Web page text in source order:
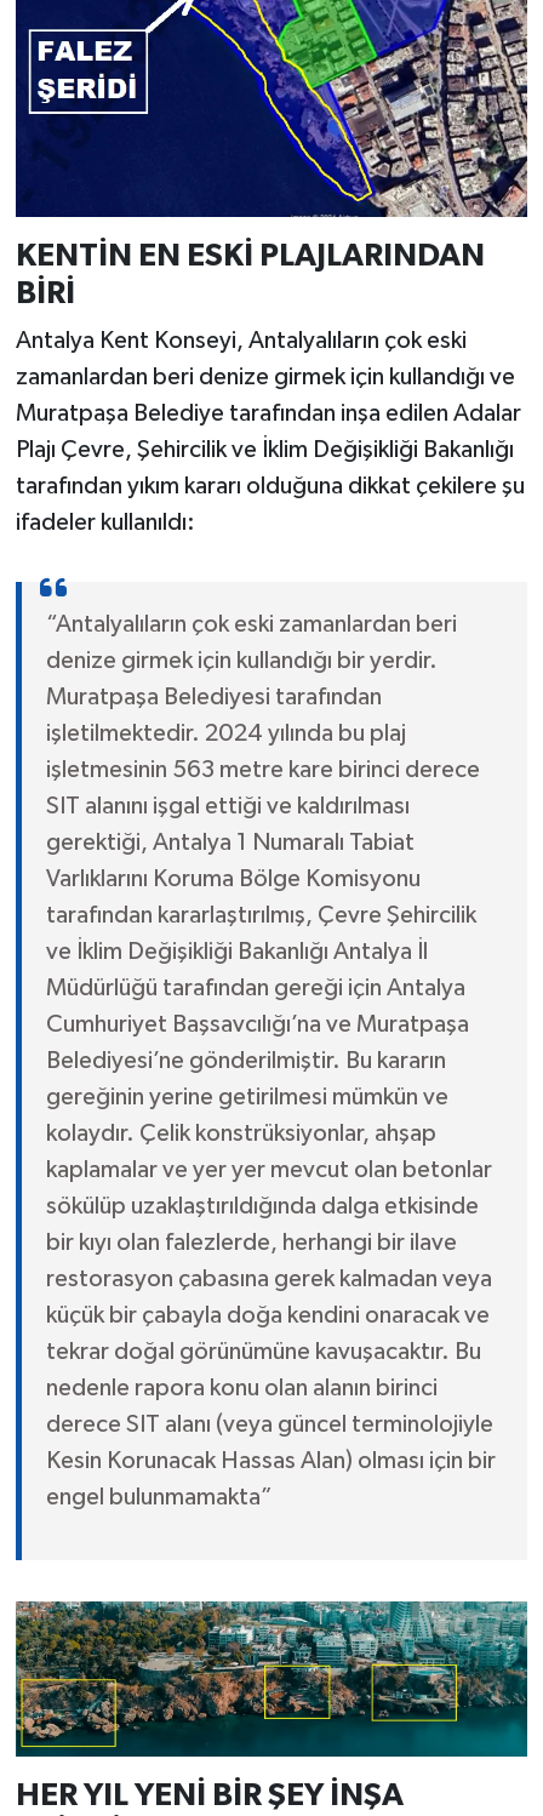
KENTİN EN ESKİ PLAJLARINDAN
BİRİ
Antalya Kent Konseyi, Antalyalıların çok eski
zamanlardan beri denize girmek için kullandığı ve
Muratpaşa Belediye tarafından inşa edilen Adalar
Plajı Çevre, Şehircilik ve İklim Değişikliği Bakanlığı
tarafından yıkım kararı olduğuna dikkat çekilere şu
ifadeler kullanıldı:
“Antalyalıların çok eski zamanlardan beri
denize girmek için kullandığı bir yerdir.
Muratpaşa Belediyesi tarafından
işletilmektedir. 2024 yılında bu plaj
işletmesinin 563 metre kare birinci derece
SIT alanını işgal ettiği ve kaldırılması
gerektiği, Antalya 1 Numaralı Tabiat
Varlıklarını Koruma Bölge Komisyonu
tarafından kararlaştırılmış, Çevre Şehircilik
ve İklim Değişikliği Bakanlığı Antalya İl
Müdürlüğü tarafından gereği için Antalya
Cumhuriyet Başsavcılığı’na ve Muratpaşa
Belediyesi’ne gönderilmiştir. Bu kararın
gereğinin yerine getirilmesi mümkün ve
kolaydır. Çelik konstrüksiyonlar, ahşap
kaplamalar ve yer yer mevcut olan betonlar
sökülüp uzaklaştırıldığında dalga etkisinde
bir kıyı olan falezlerde, herhangi bir ilave
restorasyon çabasına gerek kalmadan veya
küçük bir çabayla doğa kendini onaracak ve
tekrar doğal görünümüne kavuşacaktır. Bu
nedenle rapora konu olan alanın birinci
derece SIT alanı (veya güncel terminolojiyle
Kesin Korunacak Hassas Alan) olması için bir
engel bulunmamakta”
HER YIL YENİ BİR ŞEY İNŞA